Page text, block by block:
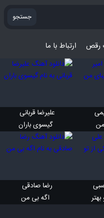
جستجو
رقص ارتباط با ما
علیرضا قربانی
گیسوی باران
رضا صادقی
اگه بی من